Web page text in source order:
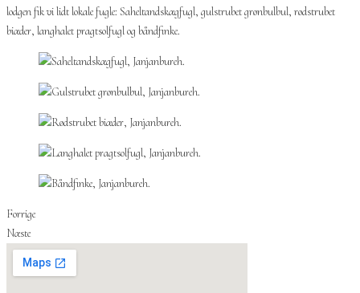
lodgen fik vi lidt lokale fugle: Saheltandskægfugl, gulstrubet grønbulbul, rødstrubet
biæder, langhalet pragtsolfugl og båndfinke.
Forrige
Næste